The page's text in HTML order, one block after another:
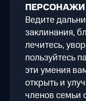
Ведите
заклинания,
лечитесь,
пользуйтесь
эти умения
открыть и
членов семьи